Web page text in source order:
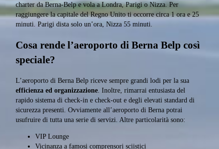
charter da Berna-Belp e vola a Londra, Parigi o Nizza. Per
raggiungere la capitale del Regno Unito ti occorre circa 1 ora e 25
minuti. Parigi dista solo un’ora, Nizza 55 minuti.
Cosa rende l’aeroporto di Berna Belp così
speciale?
L’aeroporto di Berna Belp riceve sempre grandi lodi per la sua
efficienza ed organizzazione . Inoltre, rimarrai entusiasta del
rapido sistema di check-in e check-out e degli elevati standard di
sicurezza presenti. Ovviamente all’aeroporto di Berna potrai
usufruire di tutta una serie di servizi. Altre particolarità sono:
VIP Lounge
Vicinanza a famosi comprensori sciistici